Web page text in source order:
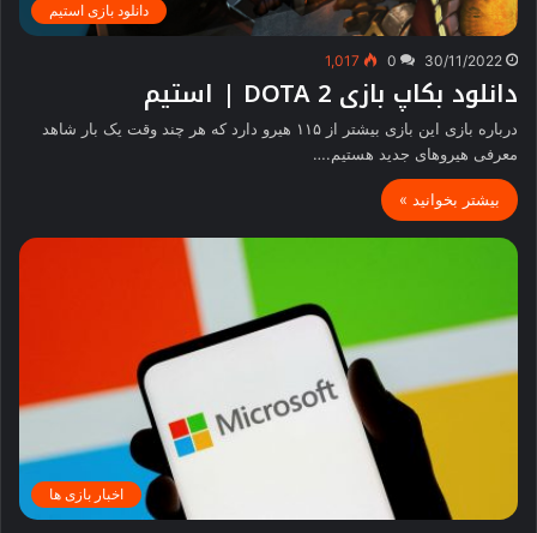
دانلود بازی استیم
30/11/2022
0
1,017
دانلود بکاپ بازی DOTA 2 | استیم
درباره بازی این بازی بیشتر از ۱۱۵ هیرو دارد که هر چند وقت یک بار شاهد
معرفی هیروهای جدید هستیم.…
بیشتر بخوانید »
اخبار بازی ها